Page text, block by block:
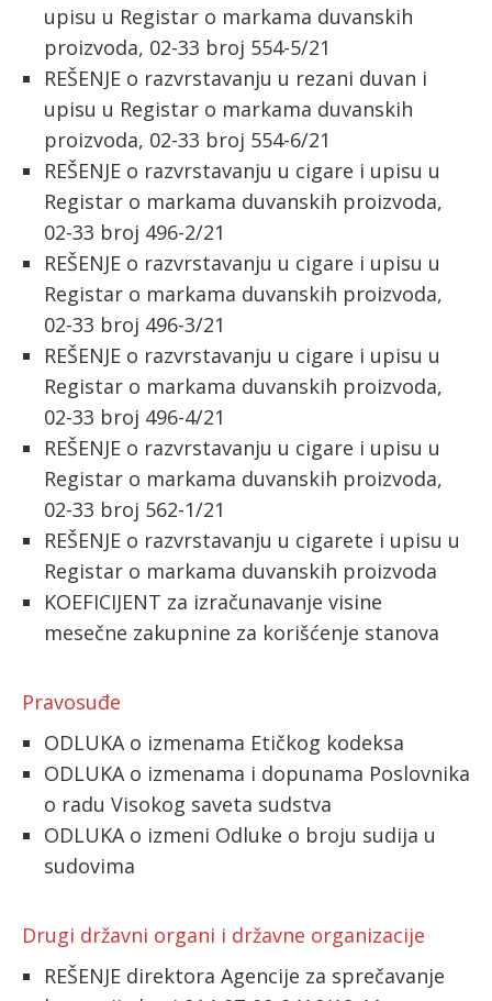
upisu u Registar o markama duvanskih
proizvoda, 02-33 broj 554-5/21
REŠENJE o razvrstavanju u rezani duvan i
upisu u Registar o markama duvanskih
proizvoda, 02-33 broj 554-6/21
REŠENJE o razvrstavanju u cigare i upisu u
Registar o markama duvanskih proizvoda,
02-33 broj 496-2/21
REŠENJE o razvrstavanju u cigare i upisu u
Registar o markama duvanskih proizvoda,
02-33 broj 496-3/21
REŠENJE o razvrstavanju u cigare i upisu u
Registar o markama duvanskih proizvoda,
02-33 broj 496-4/21
REŠENJE o razvrstavanju u cigare i upisu u
Registar o markama duvanskih proizvoda,
02-33 broj 562-1/21
REŠENJE o razvrstavanju u cigarete i upisu u
Registar o markama duvanskih proizvoda
KOEFICIJENT za izračunavanje visine
mesečne zakupnine za korišćenje stanova
Pravosuđe
ODLUKA o izmenama Etičkog kodeksa
ODLUKA o izmenama i dopunama Poslovnika
o radu Visokog saveta sudstva
ODLUKA o izmeni Odluke o broju sudija u
sudovima
Drugi državni organi i državne organizacije
REŠENJE direktora Agencije za sprečavanje